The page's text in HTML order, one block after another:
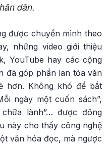
dân.
được chuyển mình theo
những video giới thiệu
YouTube hay các cộng
đã góp phần lan tỏa văn
hơn. Không khó để bắt
ngày một cuốn sách”,
chữa lành”… được đông
này cho thấy công nghệ
văn hóa đọc, mà ngược